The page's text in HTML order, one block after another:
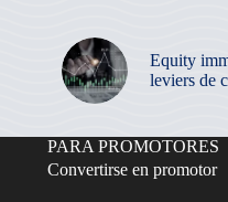
Equity
leviers de
PARA PROMOTORES
Convertirse en promotor